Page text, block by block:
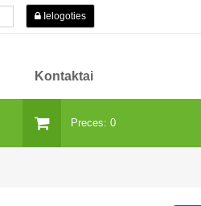
Ielogoties
Kontaktai
Preces: 0